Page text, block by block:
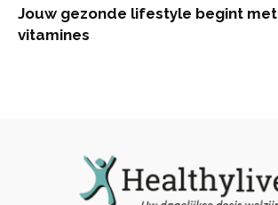
Jouw gezonde lifestyle begint
vitamines